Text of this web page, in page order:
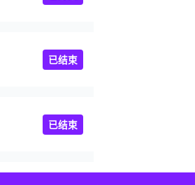
已结束
已结束